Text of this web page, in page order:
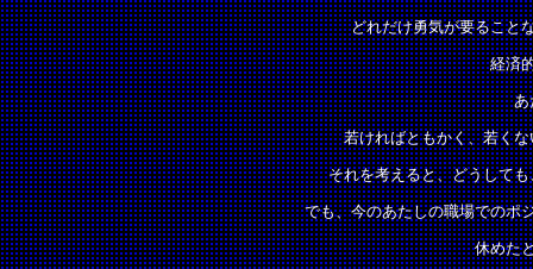
どれだけ勇気が要ること
経済
あ
若ければともかく、若く
それを考えると、どうして
でも、今のあたしの職場でのポ
休めた